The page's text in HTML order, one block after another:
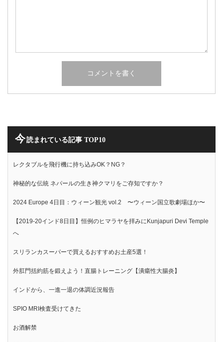
今読まれている記事 TOP10
レクタブルを飛行機に持ち込みOK？NG？
神秘的な伝統 ネパールの生き神クマリをご存知ですか？
2024 Europe 4日目：ウィーン観光 vol.2 〜ウィーン国立歌劇場ほか〜
【2019-20インド8日目】恒例のヒマラヤを拝みにKunjapuri Devi Temple
へ
スリランカスーパーで買えるおすすめお土産5選！
外肛門括約筋を鍛えよう！直腸トレーニング【潰瘍性大腸炎】
インドから、一進一退の体調近況報告
SPIO MRI検査受けてきた
お酒解禁